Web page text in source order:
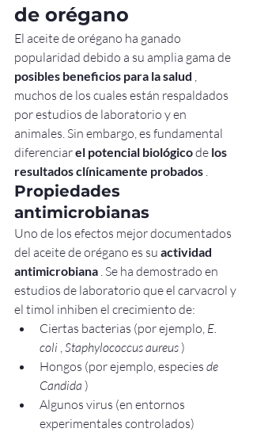
de orégano
El aceite de orégano ha ganado
popularidad debido a su amplia gama de
posibles beneficios para la salud ,
muchos de los cuales están respaldados
por estudios de laboratorio y en
animales. Sin embargo, es fundamental
diferenciar el potencial biológico de los
resultados clínicamente probados .
Propiedades
antimicrobianas
Uno de los efectos mejor documentados
del aceite de orégano es su actividad
antimicrobiana . Se ha demostrado en
estudios de laboratorio que el carvacrol y
el timol inhiben el crecimiento de:
Ciertas bacterias (por ejemplo, E.
coli , Staphylococcus aureus )
Hongos (por ejemplo, especies de
Candida )
Algunos virus (en entornos
experimentales controlados)